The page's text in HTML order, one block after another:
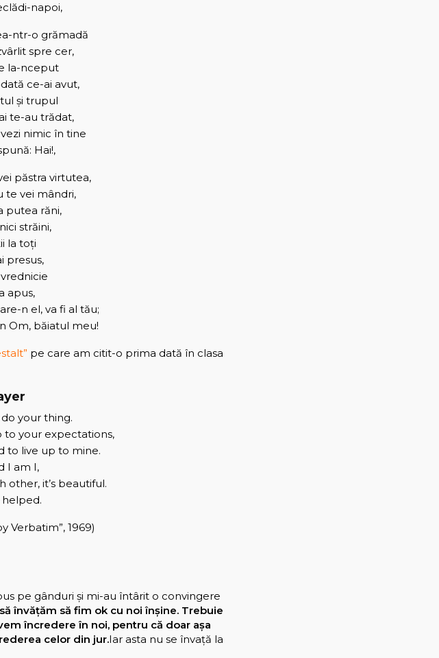
napoi,
ntr-o grămadă
spre cer,
la-nceput
ce-ai avut,
şi trupul
te-au trădat,
nimic în tine
Hai!,
păstra virtutea,
te vei mândri,
putea răni,
străini,
la toţi
presus,
apus,
n el, va fi al tău;
Om, băiatul meu!
pe care am citit-o prima dată în clasa
your thing.
to your expectations,
to live up to mine.
I am I,
other, it’s beautiful.
helped.
Verbatim”, 1969)
pe gânduri și mi-au întârit o convingere
învățăm să fim ok cu noi înșine. Trebuie
încredere în noi, pentru că doar așa
celor din jur.Iar asta nu se învață la